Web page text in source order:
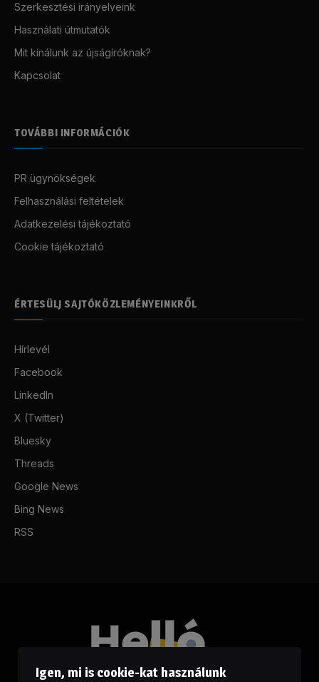
Szerkesztési irányelveink
Használati útmutatók
Mit kínálunk az újságíróknak?
Kapcsolat
TOVÁBBI INFORMÁCIÓK
PR ügynökségek
Felhasználási feltételek
Adatkezelési tájékoztató
Cookie tájékoztató
ÉRTESÜLJ SAJTÓKÖZLEMÉNYEINKRŐL
Hírlevél
Facebook
LinkedIn
X (Twitter)
Bluesky
Threads
Google News
Bing News
RSS
Igen, mi is cookie-kat használunk